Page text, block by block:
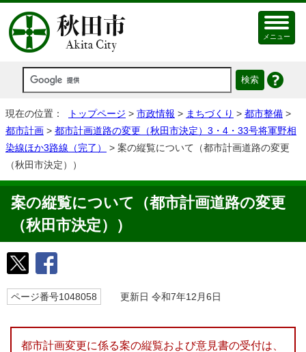
メニュー
現在の位置： トップページ > 市政情報 > まちづくり > 都市整備 >
都市計画 > 都市計画道路の変更（秋田市決定）3・4・33号将軍野相
染線ほか3路線（完了）
> 案の縦覧について（都市計画道路の変更
（秋田市決定））
案の縦覧について（都市計画道路の変更
（秋田市決定））
ページ番号1048058 更新日 令和7年12月6日
都市計画変更に係る案の縦覧および意見書の受付は、